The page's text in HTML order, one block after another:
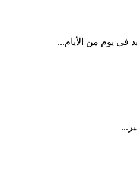
في يوم من الأيام...